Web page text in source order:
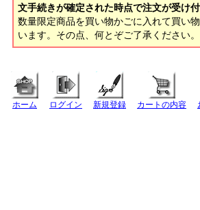
文手続きが確定された時点で注文が受け付
数量限定商品を買い物かごに入れて買い
います。その点、何とぞご了承ください。
ホーム ログイン 新規登録 カートの内容